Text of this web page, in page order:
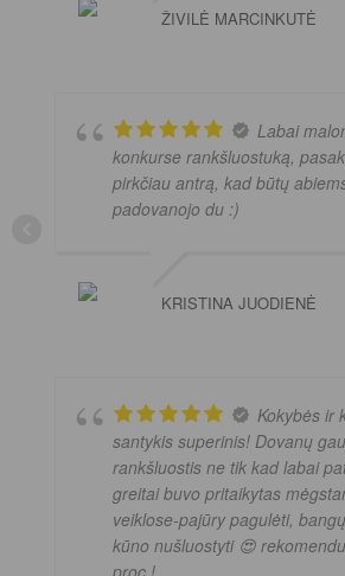
ŽIVILĖ MARCINKUTĖ
Labai
konkurse rankšluostuką,
pirkčiau antrą, kad būtų
padovanojo du :)
KRISTINA JUODIENĖ
Kokybės ir
santykis superinis! Dovanų
rankšluostis ne tik kad labai
greitai buvo pritaikytas
veiklose-pajūry pagulėti,
kūno nušluostyti 😍
proc.!